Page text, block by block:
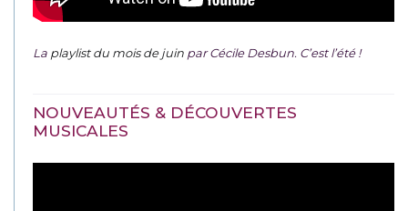
La playlist du mois de juin par Cécile Desbun. C’est l’été !
NOUVEAUTÉS & DÉCOUVERTES
MUSICALES